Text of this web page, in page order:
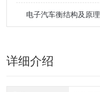
电子汽车衡结构及原理
详细介绍